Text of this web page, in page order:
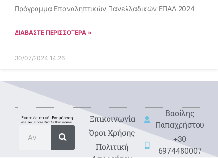
Πρόγραμμα Επαναληπτικών Πανελλαδικών ΕΠΑΛ 2024
ΔΙΑΒΑΣΤΕ ΠΕΡΙΣΣΟΤΕΡΑ »
30/07/2024 14:26
Eπικοινωνία
Όροι Χρήσης
Πολιτική
Βασίλης
Παπαχρήστου
+30
6974480007